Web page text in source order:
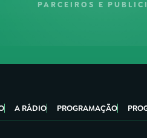
PARCEIROS E
A RÁDIO PROGRAMAÇÃO